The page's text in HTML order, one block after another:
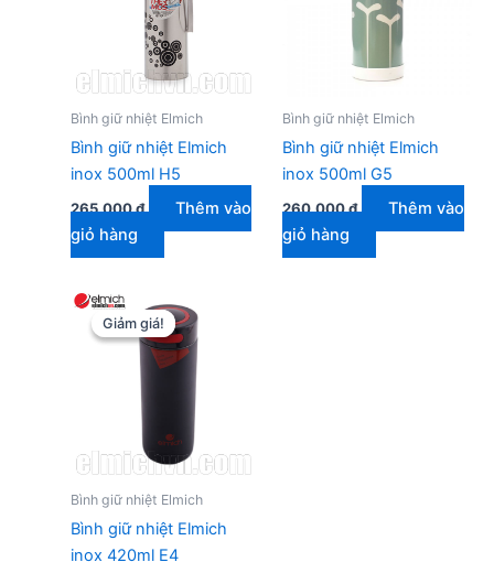
Bình giữ nhiệt Elmich
Bình giữ nhiệt Elmich
inox 500ml H5
265.000₫
Thêm vào
giỏ hàng
Bình giữ nhiệt Elmich
Bình giữ nhiệt Elmich
inox 500ml G5
260.000₫
Thêm vào
giỏ hàng
Giảm giá!
Giảm giá!
Bình giữ nhiệt Elmich
Bình giữ nhiệt Elmich
inox 420ml E4